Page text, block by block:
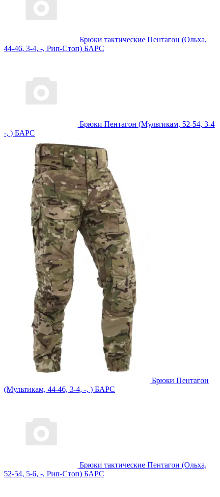
Брюки тактические Пентагон (Ольха,
44-46, 3-4, -, Рип-Стоп) БАРС
Брюки Пентагон (Мультикам, 52-54, 3-4
-, ) БАРС
Брюки Пентагон
(Мультикам, 44-46, 3-4, -, ) БАРС
Брюки тактические Пентагон (Ольха,
52-54, 5-6, -, Рип-Стоп) БАРС